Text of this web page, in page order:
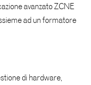
avanzato ZCNE
ad un formatore
di hardware,